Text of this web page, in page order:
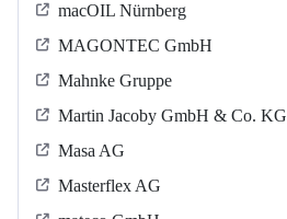
macOIL Nürnberg
MAGONTEC GmbH
Mahnke Gruppe
Martin Jacoby GmbH & Co. KG
Masa AG
Masterflex AG